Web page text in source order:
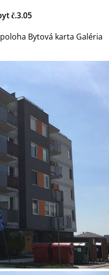
č.3.05
Bytová karta Galéria